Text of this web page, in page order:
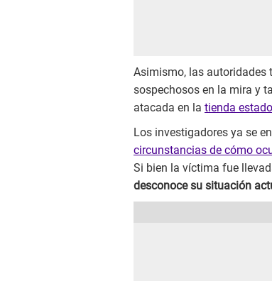
Asimismo, las autoridades
sospechosos en la mira y
atacada en la tienda
Los investigadores ya se
circunstancias de cómo
Si bien la víctima fue
desconoce su situación